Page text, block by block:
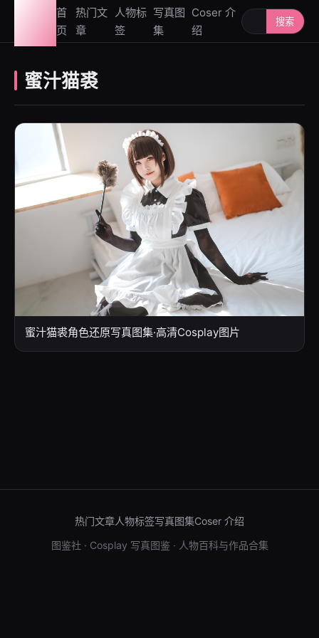
首
页
热门文
章
人物标
签
写真图
集
Coser 介
绍
搜索人物或写
搜索
蜜汁猫裘
蜜汁猫裘角色还原写真图集·高清Cosplay图片
热门文章人物标签写真图集Coser 介绍
图鉴社 · Cosplay 写真图鉴 · 人物百科与作品合集